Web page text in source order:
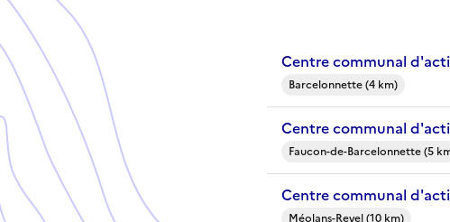
Centre communal
Barcelonnette (4 km)
Centre communal
Faucon-de-Barcelonnette (5
Centre communal
Méolans-Revel (10 km)